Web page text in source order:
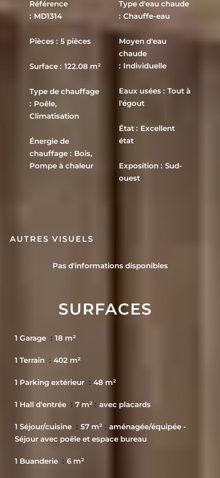
Référence
MD1314
Pièces 5 pièces
Surface 122.08 m²
Type de chauffage
Poêle,
Climatisation
Énergie de
chauffage
Bois,
Pompe à chaleur
Type d'eau chaude
Chauffe-eau
Moyen d'eau
chaude
Individuelle
Eaux usées
Tout à
l'égout
État
Excellent
état
Exposition
Sud-
ouest
AUTRES VISUELS
Pas d'informations disponibles
SURFACES
1 Garage 18 m²
1 Terrain 402 m²
1 Parking extérieur 48 m²
1 Hall d'entrée 7 m² avec placards
1 Séjour/cuisine 57 m²
aménagée/équipée -
Séjour avec poêle et espace bureau
1 Buanderie 6 m²